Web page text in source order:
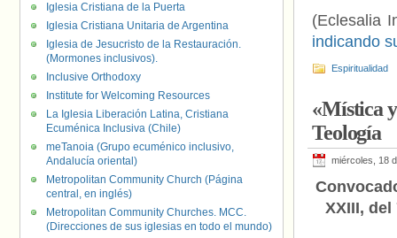
(Eclesalia
indicando
Espiritualidad
«Mística
Teología
miércoles, 18
XXIII,
Iglesia Cristiana de la Puerta
Iglesia Cristiana Unitaria de Argentina
Iglesia de Jesucristo de la Restauración.
(Mormones inclusivos).
Inclusive Orthodoxy
Institute for Welcoming Resources
La Iglesia Liberación Latina, Cristiana
Ecuménica Inclusiva (Chile)
meTanoia (Grupo ecuménico inclusivo,
Andalucía oriental)
Metropolitan Community Church (Página
central, en inglés)
Metropolitan Community Churches. MCC.
(Direcciones de sus iglesias en todo el mundo)